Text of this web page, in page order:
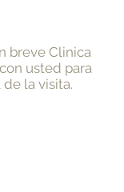
breve Clinica
usted para
la visita.